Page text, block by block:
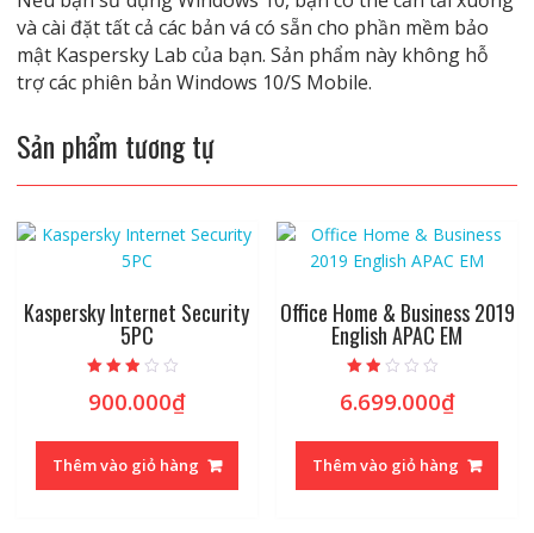
và cài đặt tất cả các bản vá có sẵn cho phần mềm bảo
mật Kaspersky Lab của bạn. Sản phẩm này không hỗ
trợ các phiên bản Windows 10/S Mobile.
Sản phẩm tương tự
Kaspersky Internet Security
5PC
xếp
hạng
5 sao
900.000₫
Thêm vào giỏ hàng
Office Home & Business 2019
English APAC EM
xếp
hạng
5
sao
6.699.000₫
Thêm vào giỏ hàng